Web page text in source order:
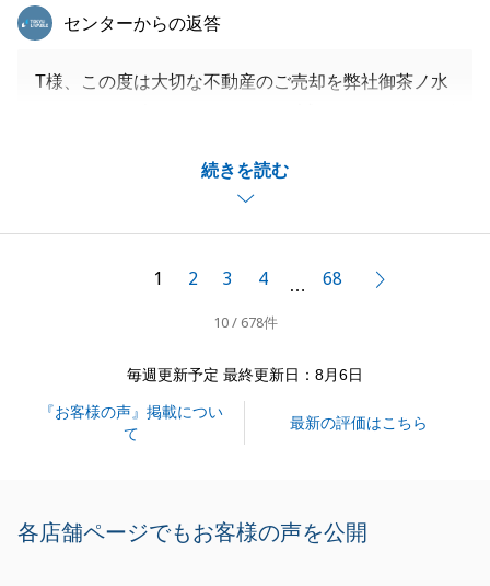
続きを読む
東急リバブル
センターからの返答
T様、この度は大切な不動産のご売却を弊社御茶ノ水
無事、お取引を終えることができたのはT様のご協力
があったからこそでございます。重ねて御礼申し上げ
ます。
引き続き何卒よろしくお願いいたします。
1 2 3 4 … 68
10 / 678件
毎週更新予定 最終更新日：8月6日
『お客様の声』掲載につい
て
最新の評価はこちら
各店舗ページでもお客様の声を公開